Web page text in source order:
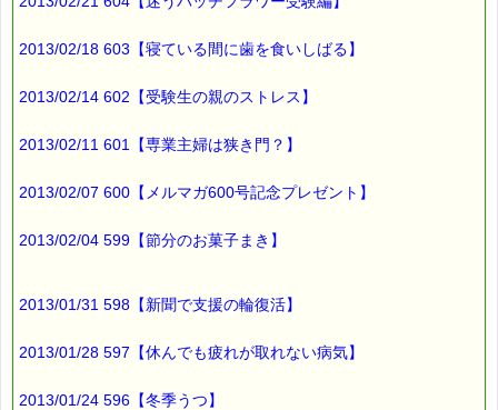
2013/02/18 603【寝ている間に歯を食いしばる】
2013/02/14 602【受験生の親のストレス】
2013/02/11 601【専業主婦は狭き門？】
2013/02/07 600【メルマガ600号記念プレゼント】
2013/02/04 599【節分のお菓子まき】
2013/01/31 598【新聞で支援の輪復活】
2013/01/28 597【休んでも疲れが取れない病気】
2013/01/24 596【冬季うつ】